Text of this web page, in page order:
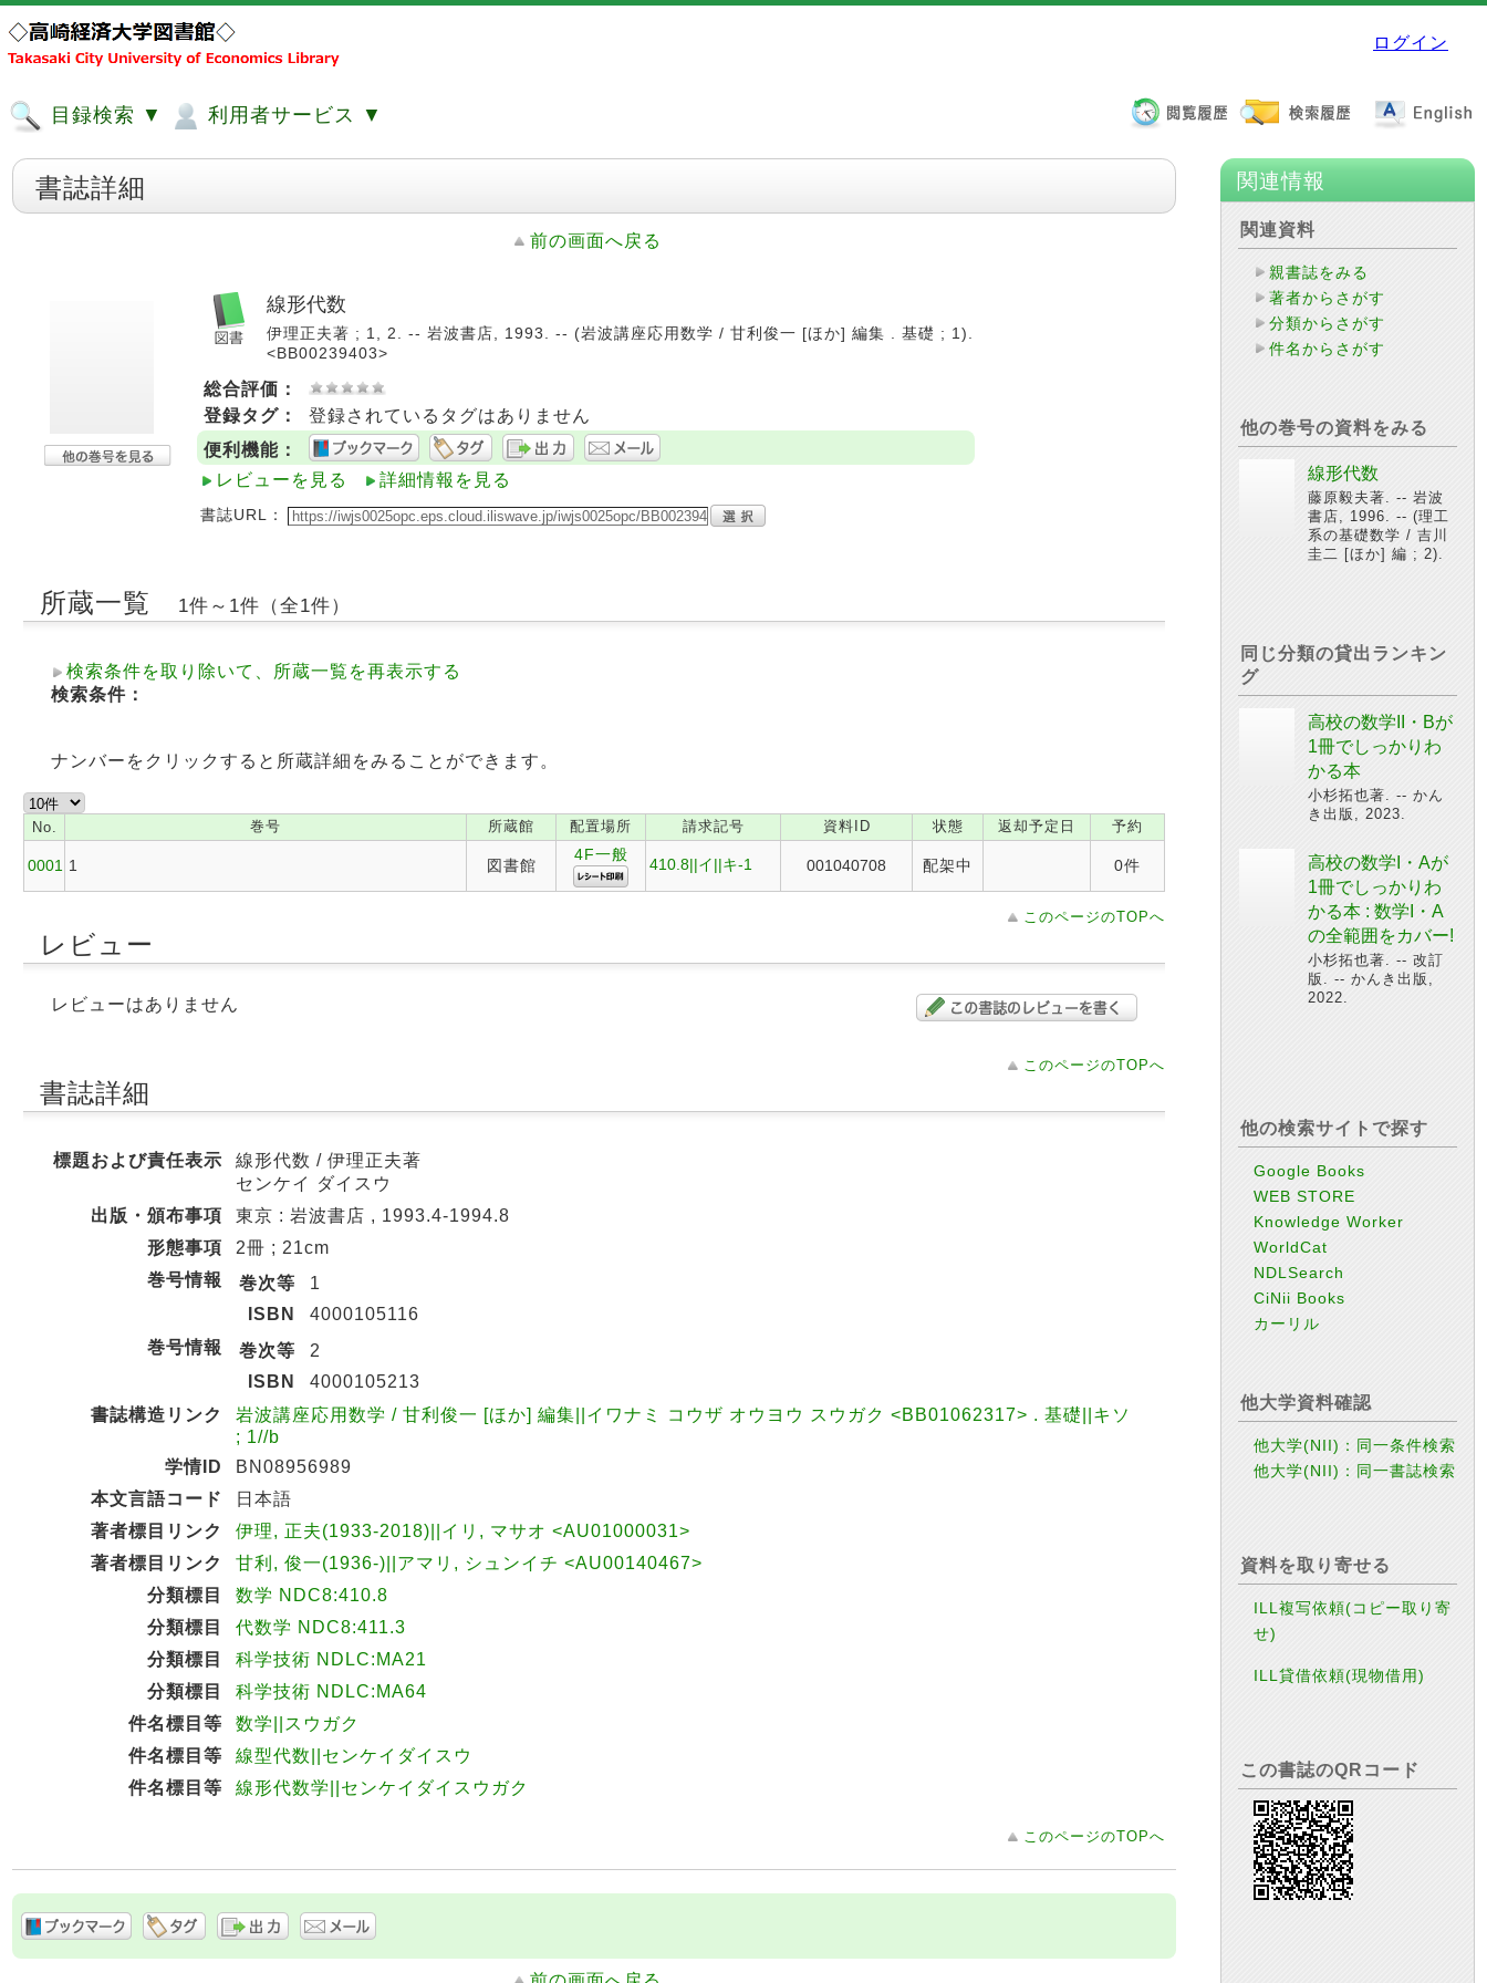
ログイン
目録検索 ▼ 利用者サービス ▼
書誌詳細
前の画面へ戻る
線形代数
伊理正夫著 ; 1, 2. -- 岩波書店, 1993. -- (岩波講座応用数学 / 甘利俊一 [ほか] 編集 . 基礎 ; 1).
<BB00239403>
総合評価：
登録タグ：
登録されているタグはありません
便利機能：
レビューを見る
詳細情報を見る
書誌URL：
所蔵一覧 1件～1件（全1件）
検索条件を取り除いて、所蔵一覧を再表示する
検索条件：
ナンバーをクリックすると所蔵詳細をみることができます。
No. 巻号 所蔵館 配置場所 請求記号 資料ID 状態 返却予定日 予約
0001 1 図書館
4F一般
410.8||イ||キ-1 001040708 配架中 0件
このページのTOPへ
レビュー
レビューはありません
このページのTOPへ
書誌詳細
標題および責任表示
線形代数 / 伊理正夫著
センケイ ダイスウ
出版・頒布事項
東京 : 岩波書店 , 1993.4-1994.8
形態事項
2冊 ; 21cm
巻号情報
巻次等
1
ISBN
4000105116
巻号情報
巻次等
2
ISBN
4000105213
書誌構造リンク
岩波講座応用数学 / 甘利俊一 [ほか] 編集||イワナミ コウザ オウヨウ スウガク <BB01062317> . 基礎||キソ
; 1//b
学情ID
BN08956989
本文言語コード
日本語
著者標目リンク
伊理, 正夫(1933-2018)||イリ, マサオ <AU01000031>
著者標目リンク
甘利, 俊一(1936-)||アマリ, シュンイチ <AU00140467>
分類標目
数学 NDC8:410.8
分類標目
代数学 NDC8:411.3
分類標目
科学技術 NDLC:MA21
分類標目
科学技術 NDLC:MA64
件名標目等
数学||スウガク
件名標目等
線型代数||センケイダイスウ
件名標目等
線形代数学||センケイダイスウガク
このページのTOPへ
関連情報
関連資料
親書誌をみる
著者からさがす
分類からさがす
件名からさがす
他の巻号の資料をみる
線形代数
藤原毅夫著. -- 岩波
書店, 1996. -- (理工
系の基礎数学 / 吉川
圭二 [ほか] 編 ; 2).
同じ分類の貸出ランキン
グ
高校の数学II・Bが
1冊でしっかりわ
かる本
小杉拓也著. -- かん
き出版, 2023.
高校の数学I・Aが
1冊でしっかりわ
かる本 : 数学I・A
の全範囲をカバー!
小杉拓也著. -- 改訂
版. -- かんき出版,
2022.
他の検索サイトで探す
Google Books
WEB STORE
Knowledge Worker
WorldCat
NDLSearch
CiNii Books
カーリル
他大学資料確認
他大学(NII)：同一条件検索
他大学(NII)：同一書誌検索
資料を取り寄せる
ILL複写依頼(コピー取り寄
せ)
ILL貸借依頼(現物借用)
この書誌のQRコード